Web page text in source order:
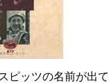
ッツの名前が出